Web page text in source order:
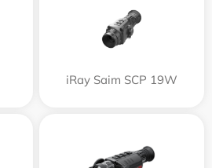
iRay Saim SCP 19W